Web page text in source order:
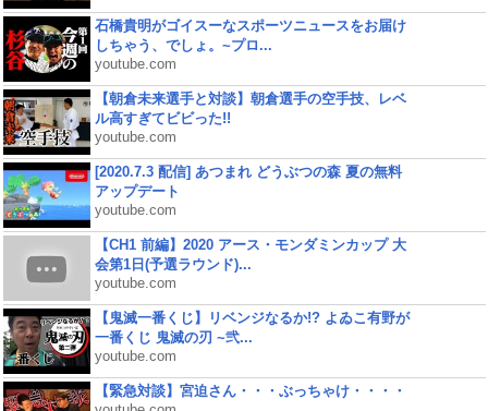
石橋貴明がゴイスーなスポーツニュースをお届け
しちゃう、でしょ。~プロ...
youtube.com
【朝倉未来選手と対談】朝倉選手の空手技、レベ
ル高すぎてビビった!!
youtube.com
[2020.7.3 配信] あつまれ どうぶつの森 夏の無料
アップデート
youtube.com
【CH1 前編】2020 アース・モンダミンカップ 大
会第1日(予選ラウンド)...
youtube.com
【鬼滅一番くじ】リベンジなるか!? よゐこ有野が
一番くじ 鬼滅の刃 ~弐...
youtube.com
【緊急対談】宮迫さん・・・ぶっちゃけ・・・・